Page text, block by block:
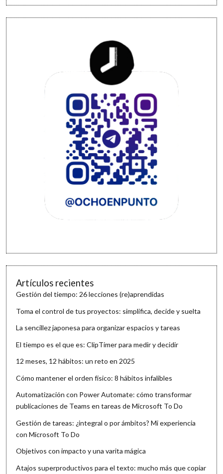
Artículos recientes
Gestión del tiempo: 26 lecciones (re)aprendidas
Toma el control de tus proyectos: simplifica, decide y suelta
La sencillez japonesa para organizar espacios y tareas
El tiempo es el que es: ClipTimer para medir y decidir
12 meses, 12 hábitos: un reto en 2025
Cómo mantener el orden físico: 8 hábitos infalibles
Automatización con Power Automate: cómo transformar
publicaciones de Teams en tareas de Microsoft To Do
Gestión de tareas: ¿integral o por ámbitos? Mi experiencia
con Microsoft To Do
Objetivos con impacto y una varita mágica
Atajos superproductivos para el texto: mucho más que copiar